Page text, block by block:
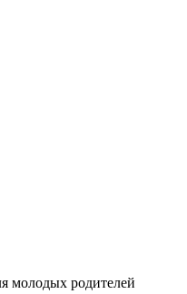
молодых родителей